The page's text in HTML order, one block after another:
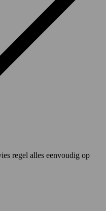
regel alles eenvoudig op